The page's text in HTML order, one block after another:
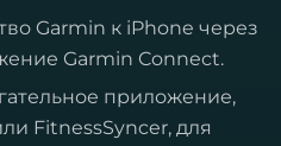
Garmin к iPhone через
Garmin Connect.
приложение,
FitnessSyncer, для